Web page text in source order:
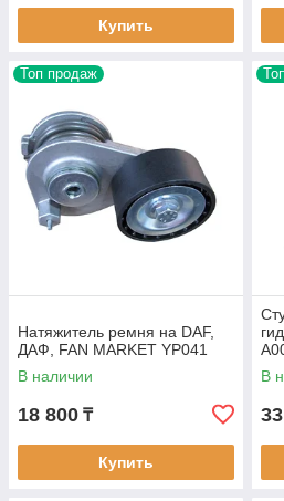
Купить
Топ продаж
Натяжитель ремня на DAF,
ДАФ, FAN MARKET YP041
В наличии
18 800 ₸
Купить
В